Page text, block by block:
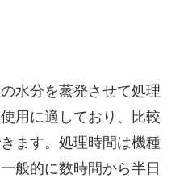
水分を蒸発させて処理
用に適しており、比較
ます。処理時間は機種
般的に数時間から半日